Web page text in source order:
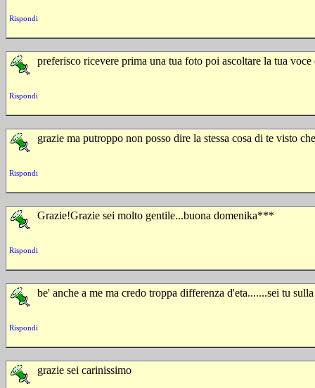
Rispondi
preferisco ricevere prima una tua foto poi ascoltare la tua
Rispondi
grazie ma putroppo non posso dire la stessa cosa di te visto
Rispondi
Grazie!Grazie sei molto gentile...buona domenika***
Rispondi
be' anche a me ma credo troppa differenza d'eta.......sei tu
Rispondi
grazie sei carinissimo